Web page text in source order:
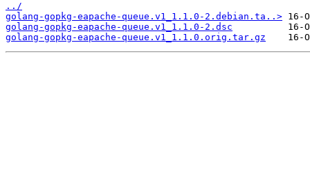
../
golang-gopkg-eapache-queue.v1_1.1.0-2.debian.ta..>
golang-gopkg-eapache-queue.v1_1.1.0-2.dsc
golang-gopkg-eapache-queue.v1_1.1.0.orig.tar.gz